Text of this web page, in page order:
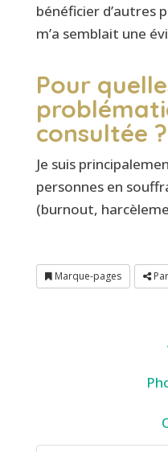
bénéficier d’autres
m’a semblait une
Pour
consultée ?
Je suis
personnes en
(burnout,
Marque-pages